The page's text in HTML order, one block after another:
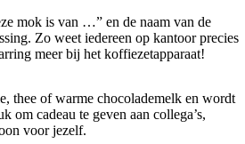
mok is van …” en de naam van de
Zo weet iedereen op kantoor precies
meer bij het koffiezetapparaat!
thee of warme chocolademelk en wordt
om cadeau te geven aan collega’s,
voor jezelf.